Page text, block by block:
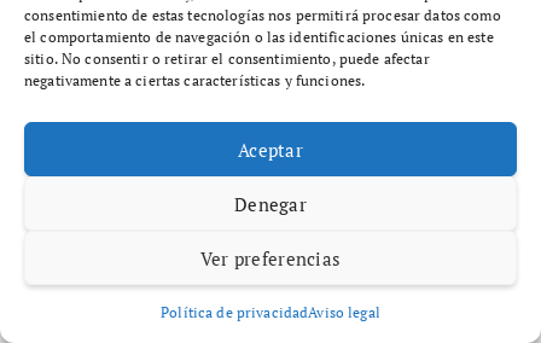
consentimiento de estas tecnologías nos permitirá procesar datos como
el comportamiento de navegación o las identificaciones únicas en este
sitio. No consentir o retirar el consentimiento, puede afectar
negativamente a ciertas características y funciones.
Aceptar
Denegar
Ver preferencias
Política de privacidadAviso legal
uso de tecnología jugarán un papel central. Las
marcas que se adapten a estas tendencias no
solo mejorarán su visibilidad, sino que también